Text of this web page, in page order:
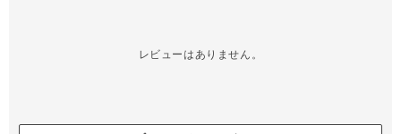
レビューはありません。